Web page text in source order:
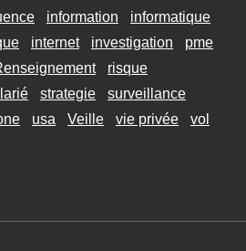
information
informatique
internet investigation
pme
risque
strategie
surveillance
usa Veille vie privée
vol